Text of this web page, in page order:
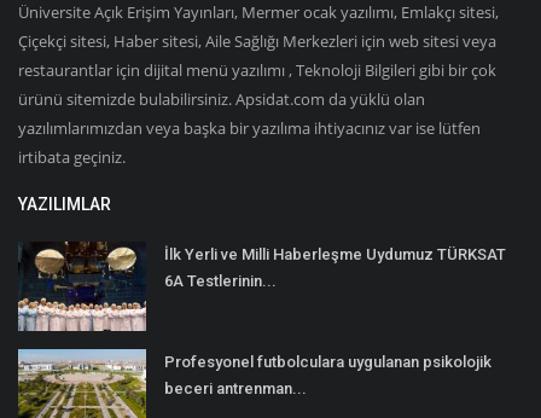
Üniversite Açık Erişim Yayınları, Mermer ocak yazılımı, Emlakçı sitesi,
Çiçekçi sitesi, Haber sitesi, Aile Sağlığı Merkezleri için web sitesi veya
restaurantlar için dijital menü yazılımı , Teknoloji Bilgileri gibi bir çok
ürünü sitemizde bulabilirsiniz. Apsidat.com da yüklü olan
yazılımlarımızdan veya başka bir yazılıma ihtiyacınız var ise lütfen
irtibata geçiniz.
YAZILIMLAR
İlk Yerli ve Milli Haberleşme Uydumuz TÜRKSAT
6A Testlerinin...
Profesyonel futbolculara uygulanan psikolojik
beceri antrenman...